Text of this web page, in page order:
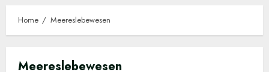
Home Meereslebewesen
Meereslebewesen